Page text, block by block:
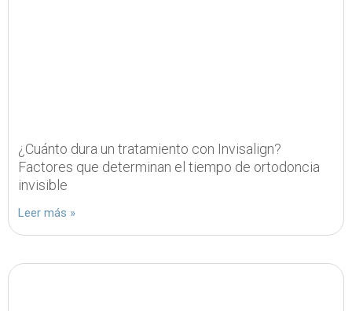
¿Cuánto dura un tratamiento con Invisalign?
Factores que determinan el tiempo de ortodoncia
invisible
Leer más »